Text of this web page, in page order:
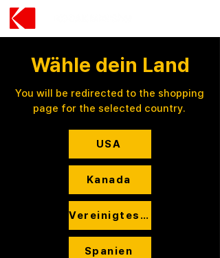
Wähle dein Land
You will be redirected to the shopping
page for the selected country.
USA
Kanada
Vereinigtes Königreich
Spanien